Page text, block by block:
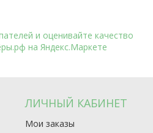
ЛИЧНЫЙ КАБИНЕТ
Мои заказы